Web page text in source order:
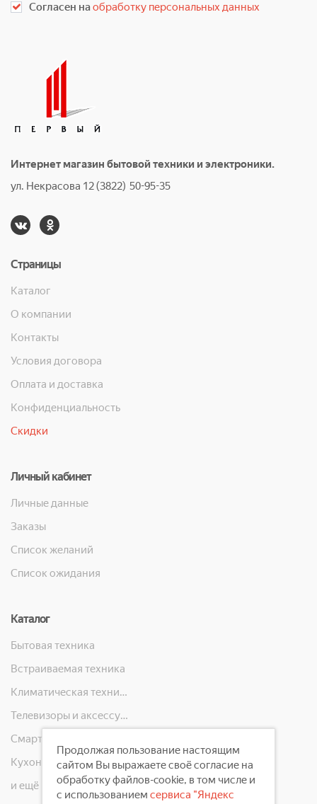
Согласен наобработку персональных данных
Интернет магазин бытовой техники и электроники.
ул. Некрасова 12 (3822) 50-95-35
Страницы
Каталог
О компании
Контакты
Условия договора
Оплата и доставка
Конфиденциальность
Скидки
Личный кабинет
Личные данные
Заказы
Список желаний
Список ожидания
Каталог
Бытовая техника
Встраиваемая техника
Климатическая техника
Телевизоры и аксессуары
Кухонная техника
и ещё 10 категорий
Продолжая пользование настоящим
сайтом Вы выражаете своё согласие на
обработку файлов-cookie, в том числе и
с использованием сервиса "Яндекс